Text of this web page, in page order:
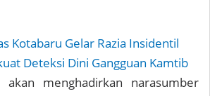
Kotabaru Gelar Razia Insidentil
Deteksi Dini Gangguan Kamtib
menghadirkan narasumber